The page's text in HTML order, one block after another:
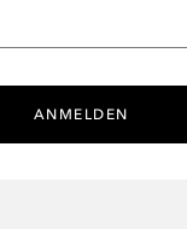
ANMELDEN